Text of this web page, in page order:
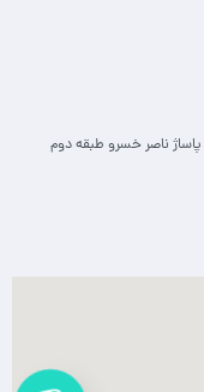
ناصر خسرو طبقه دوم